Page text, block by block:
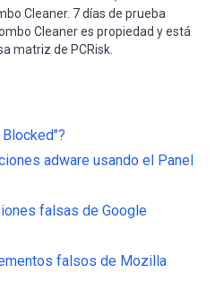
Cleaner. 7 días de prueba
Cleaner es propiedad y está
matriz de PCRisk.
adware usando el Panel
falsas de Google
falsos de Mozilla